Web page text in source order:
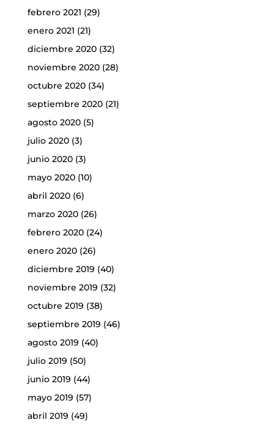
febrero 2021 (29)
enero 2021 (21)
diciembre 2020(32)
noviembre 2020(28)
octubre 2020(34)
septiembre 2020(21)
agosto 2020(5)
julio 2020(3)
junio 2020(3)
mayo 2020(10)
abril 2020(6)
marzo 2020(26)
febrero 2020(24)
enero 2020(26)
diciembre 2019 (40)
noviembre 2019 (32)
octubre 2019 (38)
septiembre 2019 (46)
agosto 2019 (40)
julio 2019 (50)
junio 2019 (44)
mayo 2019 (57)
abril 2019 (49)